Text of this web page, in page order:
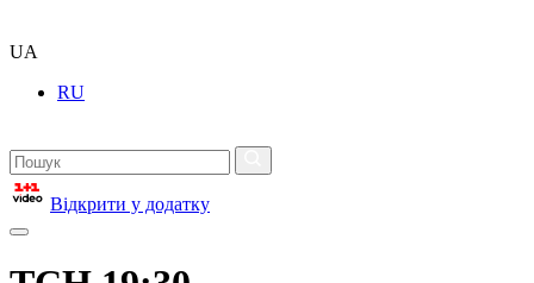
UA
RU
Відкрити у додатку